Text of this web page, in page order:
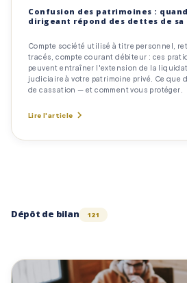
Confusion des patrimoines :
dirigeant répond des dettes de sa
Compte société utilisé à titre personnel,
tracés, compte courant débiteur : ces
peuvent entraîner l'extension de la
judiciaire à votre patrimoine privé. Ce que
de cassation — et comment vous protéger.
Lire l'article
Dépôt de bilan 121